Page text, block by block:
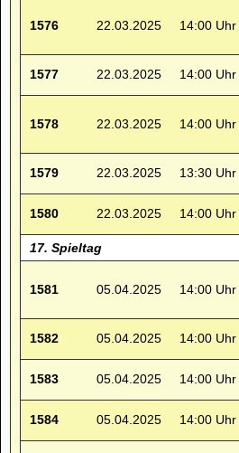
1576 22.03.2025 14:00 Uhr
1577 22.03.2025 14:00 Uhr
1578 22.03.2025 14:00 Uhr
1579 22.03.2025 13:30 Uhr
1580 22.03.2025 14:00 Uhr
17. Spieltag
1581 05.04.2025 14:00 Uhr
1582 05.04.2025 14:00 Uhr
1583 05.04.2025 14:00 Uhr
1584 05.04.2025 14:00 Uhr